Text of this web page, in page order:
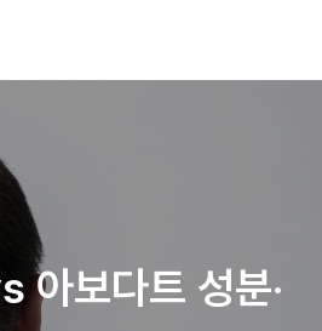
아보다트 성분·